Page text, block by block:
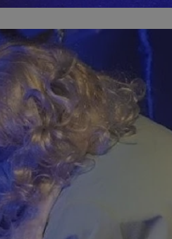
dotyczących
o zgodzie
dotyczących
Rejestruje
i ustawień
w kolejnych
musi ponownie
wygodę i
powiązany z
Microsoft Clarity
do
o sesji
w celu śledzenia
multimedialnych